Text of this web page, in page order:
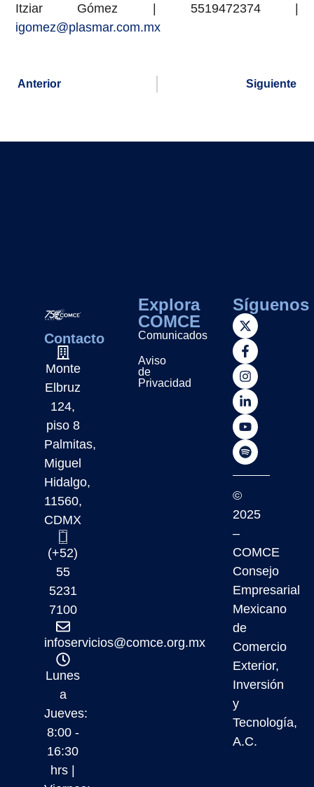
Itziar Gómez | 5519472374 |
igomez@plasmar.com.mx
Anterior Siguiente
Contacto
Monte
Elbruz
124,
piso 8
Palmitas,
Miguel
Hidalgo,
11560,
CDMX
(+52)
55
5231
7100
infoservicios@comce.org.mx
Lunes
a
Jueves:
8:00 -
16:30
hrs |
Explora
COMCE
Comunicados
Aviso
de
Privacidad
Síguenos
©
2025
–
COMCE
Consejo
Empresarial
Mexicano
de
Comercio
Exterior,
Inversión
y
Tecnología,
A.C.